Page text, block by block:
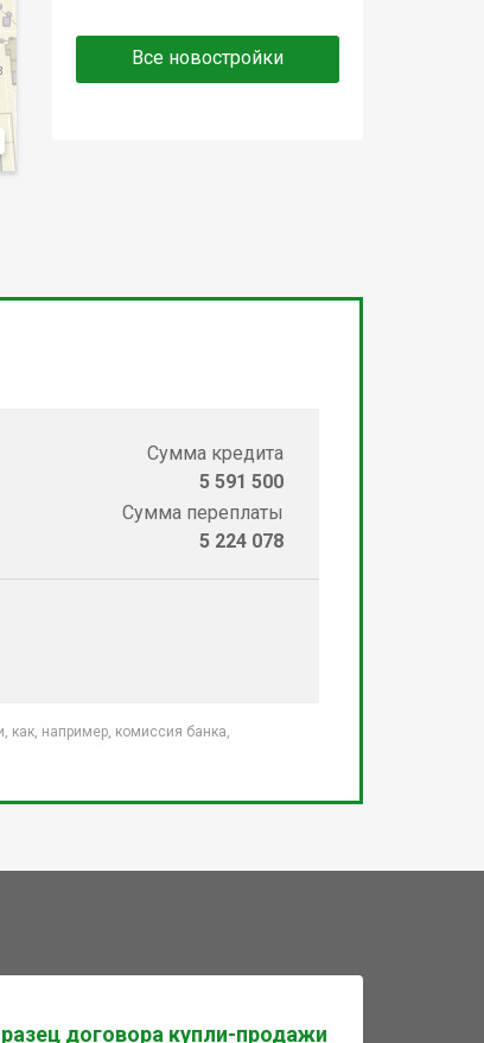
Все новостройки
Сумма кредита
5 591 500
Сумма переплаты
5 224 078
например, комиссия банка,
договора купли-продажи